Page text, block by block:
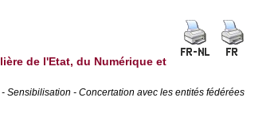
de l'Etat, du Numérique et
Sensibilisation - Concertation avec les entités fédérées